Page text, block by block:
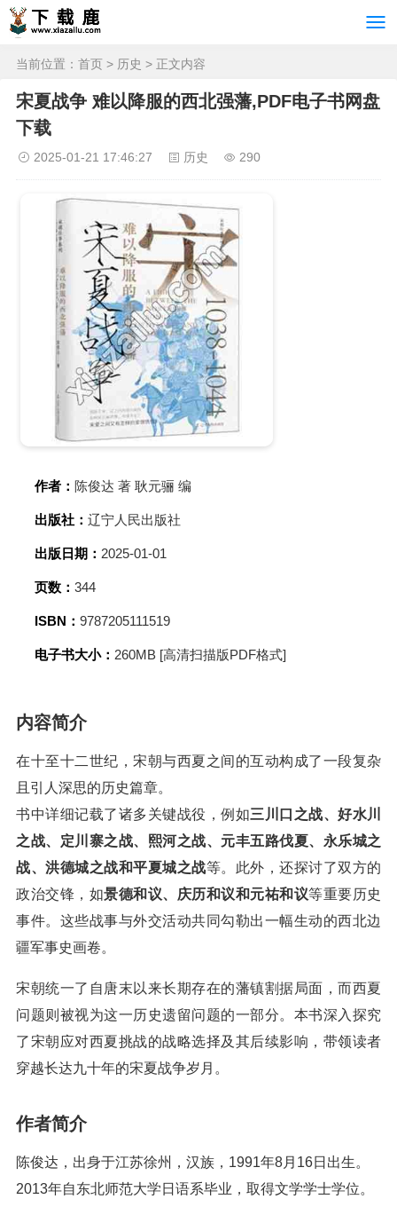
当前位置： 首页 > 历史 > 正文内容
宋夏战争 难以降服的西北强藩,PDF电子书网盘
下载
2025-01-21 17:46:27 历史 290
作者： 陈俊达 著 耿元骊 编
出版社： 辽宁人民出版社
出版日期： 2025-01-01
页数： 344
ISBN： 9787205111519
电子书大小： 260MB [高清扫描版PDF格式]
内容简介
在十至十二世纪，宋朝与西夏之间的互动构成了一段复杂
且引人深思的历史篇章。
书中详细记载了诸多关键战役，例如三川口之战、好水川
之战、定川寨之战、熙河之战、元丰五路伐夏、永乐城之
战、洪德城之战和平夏城之战等。此外，还探讨了双方的
政治交锋，如景德和议、庆历和议和元祐和议等重要历史
事件。这些战事与外交活动共同勾勒出一幅生动的西北边
疆军事史画卷。
宋朝统一了自唐末以来长期存在的藩镇割据局面，而西夏
问题则被视为这一历史遗留问题的一部分。本书深入探究
了宋朝应对西夏挑战的战略选择及其后续影响，带领读者
穿越长达九十年的宋夏战争岁月。
作者简介
陈俊达，出身于江苏徐州，汉族，1991年8月16日出生。
2013年自东北师范大学日语系毕业，取得文学学士学位。